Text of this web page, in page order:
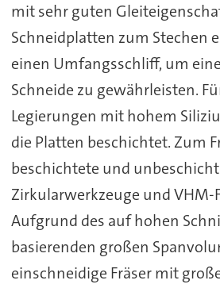
mit sehr guten
Schneidplatten zum Stechen
einen Umfangsschliff, um
Schneide zu gewährleisten.
Legierungen mit hohem
die Platten beschichtet. Zum
beschichtete und
Zirkularwerkzeuge und VHM-
Aufgrund des auf hohen
basierenden großen
einschneidige Fräser mit